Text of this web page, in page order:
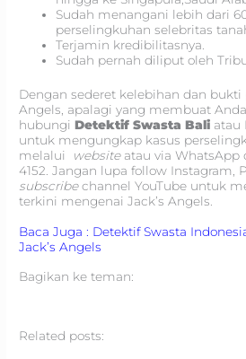
Sudah menangani lebih dari
perselingkuhan selebritas
Terjamin kredibilitasnya.
Sudah pernah diliput oleh
Dengan sederet kelebihan dan bukti
Angels, apalagi yang membuat Anda
hubungiDetektif Swasta Bali atau
untuk mengungkap kasus
melalui
websiteatau via WhatsApp
4152. Jangan lupa follow Instagram,
subscribechannel YouTube untuk
terkini mengenai Jack’s Angels.
Baca Juga : Detektif Swasta
Jack’s Angels
Bagikan ke teman:
Related posts: